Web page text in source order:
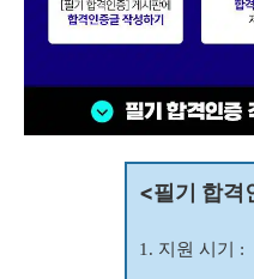
<필기 합격
1. 지원 시기 :